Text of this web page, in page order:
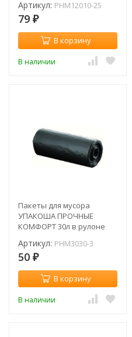
Артикул: PHM12010-25
79 ₽
В корзину
В наличии
Пакеты для мусора
УПАКОША ПРОЧНЫЕ
КОМФОРТ 30л в рулоне
(рул.) / 30-30/PHM3030-3
Артикул: PHM3030-3
50 ₽
В корзину
В наличии